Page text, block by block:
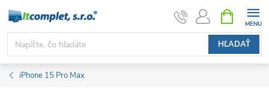
Prejsť
obsah
HĽADAŤ
KOŠÍK
iPhone 15 Pro Max